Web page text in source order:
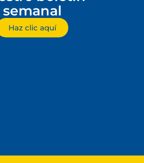
semanal
Haz clic aquí